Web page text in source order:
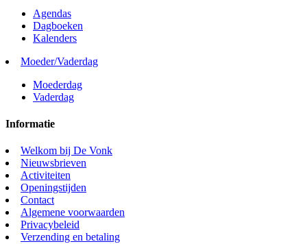
Agendas
Dagboeken
Kalenders
Moeder/Vaderdag
Moederdag
Vaderdag
Informatie
Welkom bij De Vonk
Nieuwsbrieven
Activiteiten
Openingstijden
Contact
Algemene voorwaarden
Privacybeleid
Verzending en betaling